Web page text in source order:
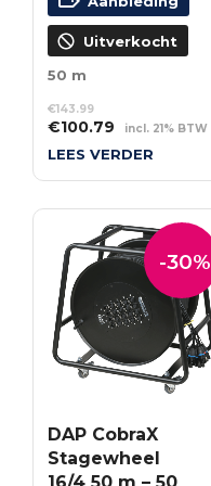
Uitverkocht
50 m
€143.99
Oorspronkelijke
prijs
€100.79Huidige
prijs
incl. 21% BTW
LEES VERDER
-30%
DAP CobraX
Stagewheel